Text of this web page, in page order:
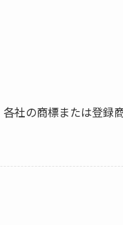
社の商標または登録